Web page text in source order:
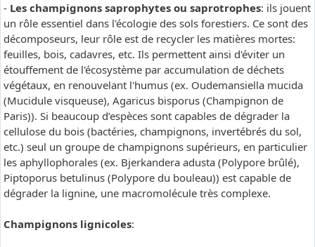
- Les champignons saprophytes ou saprotrophes: ils jouent
un rôle essentiel dans l'écologie des sols forestiers. Ce sont des
décomposeurs, leur rôle est de recycler les matières mortes:
feuilles, bois, cadavres, etc. Ils permettent ainsi d'éviter un
étouffement de l'écosystème par accumulation de déchets
végétaux, en renouvelant l'humus (ex. Oudemansiella mucida
(Mucidule visqueuse), Agaricus bisporus (Champignon de
Paris)). Si beaucoup d’espèces sont capables de dégrader la
cellulose du bois (bactéries, champignons, invertébrés du sol,
etc.) seul un groupe de champignons supérieurs, en particulier
les aphyllophorales (ex. Bjerkandera adusta (Polypore brûlé),
Piptoporus betulinus (Polypore du bouleau)) est capable de
dégrader la lignine, une macromolécule très complexe.
Champignons lignicoles: